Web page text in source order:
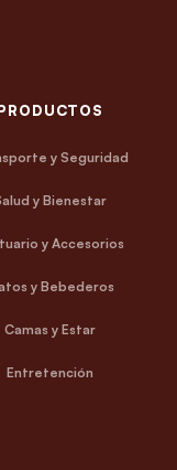
y Seguridad
y Bienestar
y Accesorios
y Bebederos
Camas y Estar
Entretención